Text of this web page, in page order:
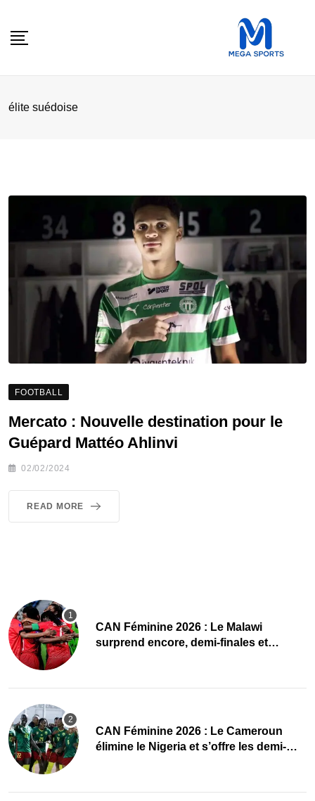
élite suédoise
FOOTBALL
Mercato : Nouvelle destination pour le
Guépard Mattéo Ahlinvi
02/02/2024
READ MORE
CAN Féminine 2026 : Le Malawi
surprend encore, demi-finales et
CAN Féminine 2026 : Le Cameroun
élimine le Nigeria et s’offre les demi-